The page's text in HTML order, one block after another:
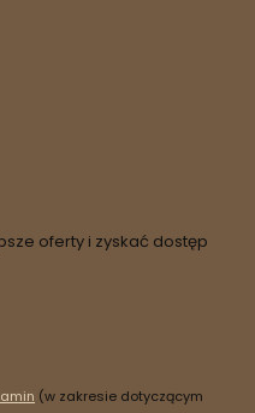
oferty i zyskać dostęp
(w zakresie dotyczącym